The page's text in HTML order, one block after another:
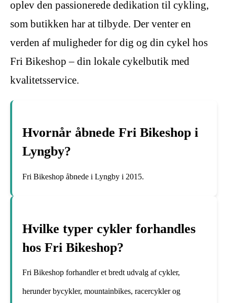
oplev den passionerede dedikation til cykling,
som butikken har at tilbyde. Der venter en
verden af muligheder for dig og din cykel hos
Fri Bikeshop – din lokale cykelbutik med
kvalitetsservice.
Hvornår åbnede Fri Bikeshop i
Lyngby?
Fri Bikeshop åbnede i Lyngby i 2015.
Hvilke typer cykler forhandles
hos Fri Bikeshop?
Fri Bikeshop forhandler et bredt udvalg af cykler,
herunder bycykler, mountainbikes, racercykler og